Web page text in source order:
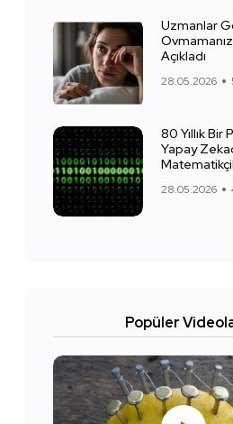
Uzmanlar
Açıkladı
28.05.2026
80 Yıllık Bir
Yapay
28.05.2026
Popüler